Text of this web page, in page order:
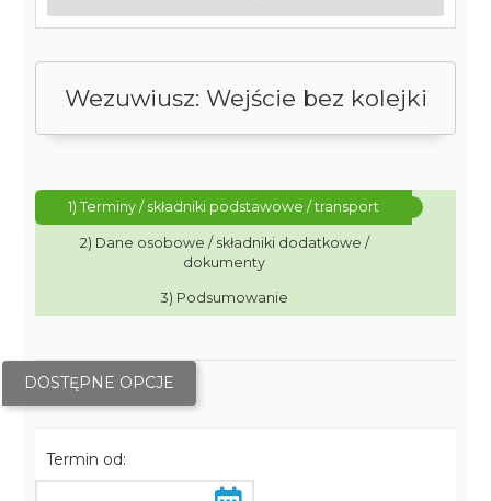
Wezuwiusz: Wejście bez kolejki
1) Terminy / składniki podstawowe / transport
2) Dane osobowe / składniki dodatkowe /
dokumenty
3) Podsumowanie
DOSTĘPNE OPCJE
Termin od: